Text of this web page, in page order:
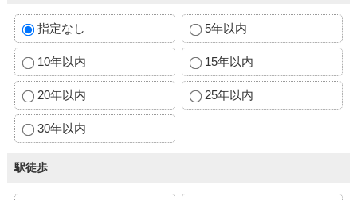
指定なし 5年以内
10年以内 15年以内
20年以内 25年以内
30年以内
駅徒歩